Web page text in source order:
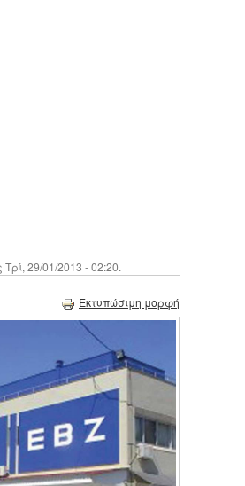
29/01/2013 - 02:20.
Εκτυπώσιμη μορφή